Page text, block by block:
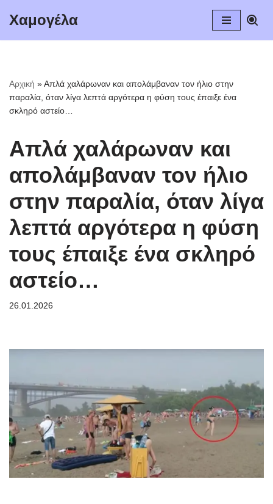
Χαμογέλα
Αρχική »Απλά χαλάρωναν και απολάμβαναν τον ήλιο στην
παραλία, όταν λίγα λεπτά αργότερα η φύση τους έπαιξε ένα
σκληρό αστείο…
Απλά χαλάρωναν και
απολάμβαναν τον ήλιο
στην παραλία, όταν λίγα
λεπτά αργότερα η φύση
τους έπαιξε ένα σκληρό
αστείο…
26.01.2026